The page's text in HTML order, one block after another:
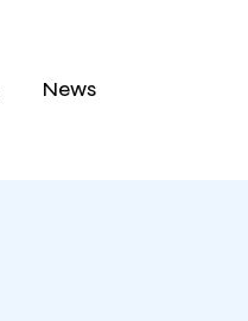
News